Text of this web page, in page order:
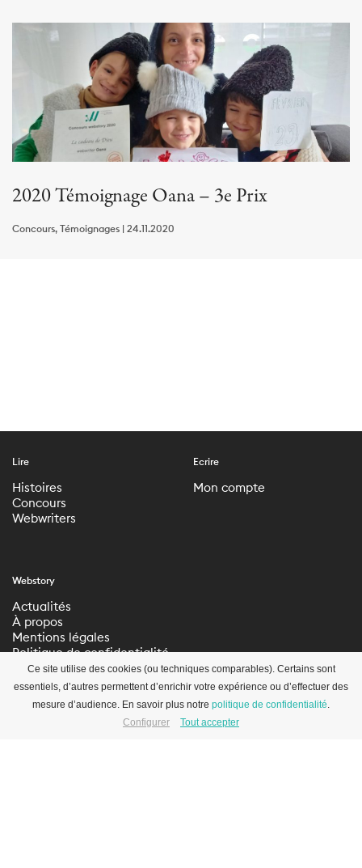
2020 Témoignage Oana – 3e Prix
Concours, Témoignages | 24.11.2020
Lire
Histoires
Concours
Webwriters
Ecrire
Mon compte
Webstory
Actualités
À propos
Mentions légales
Politique de confidentialité
Paramètres de
confidentialité
Ce site utilise des cookies (ou techniques comparables). Certains sont
essentiels, d’autres permettent d’enrichir votre expérience ou d’effectuer des
mesure d’audience. En savoir plus notre politique de confidentialité.
Configurer
Tout accepter